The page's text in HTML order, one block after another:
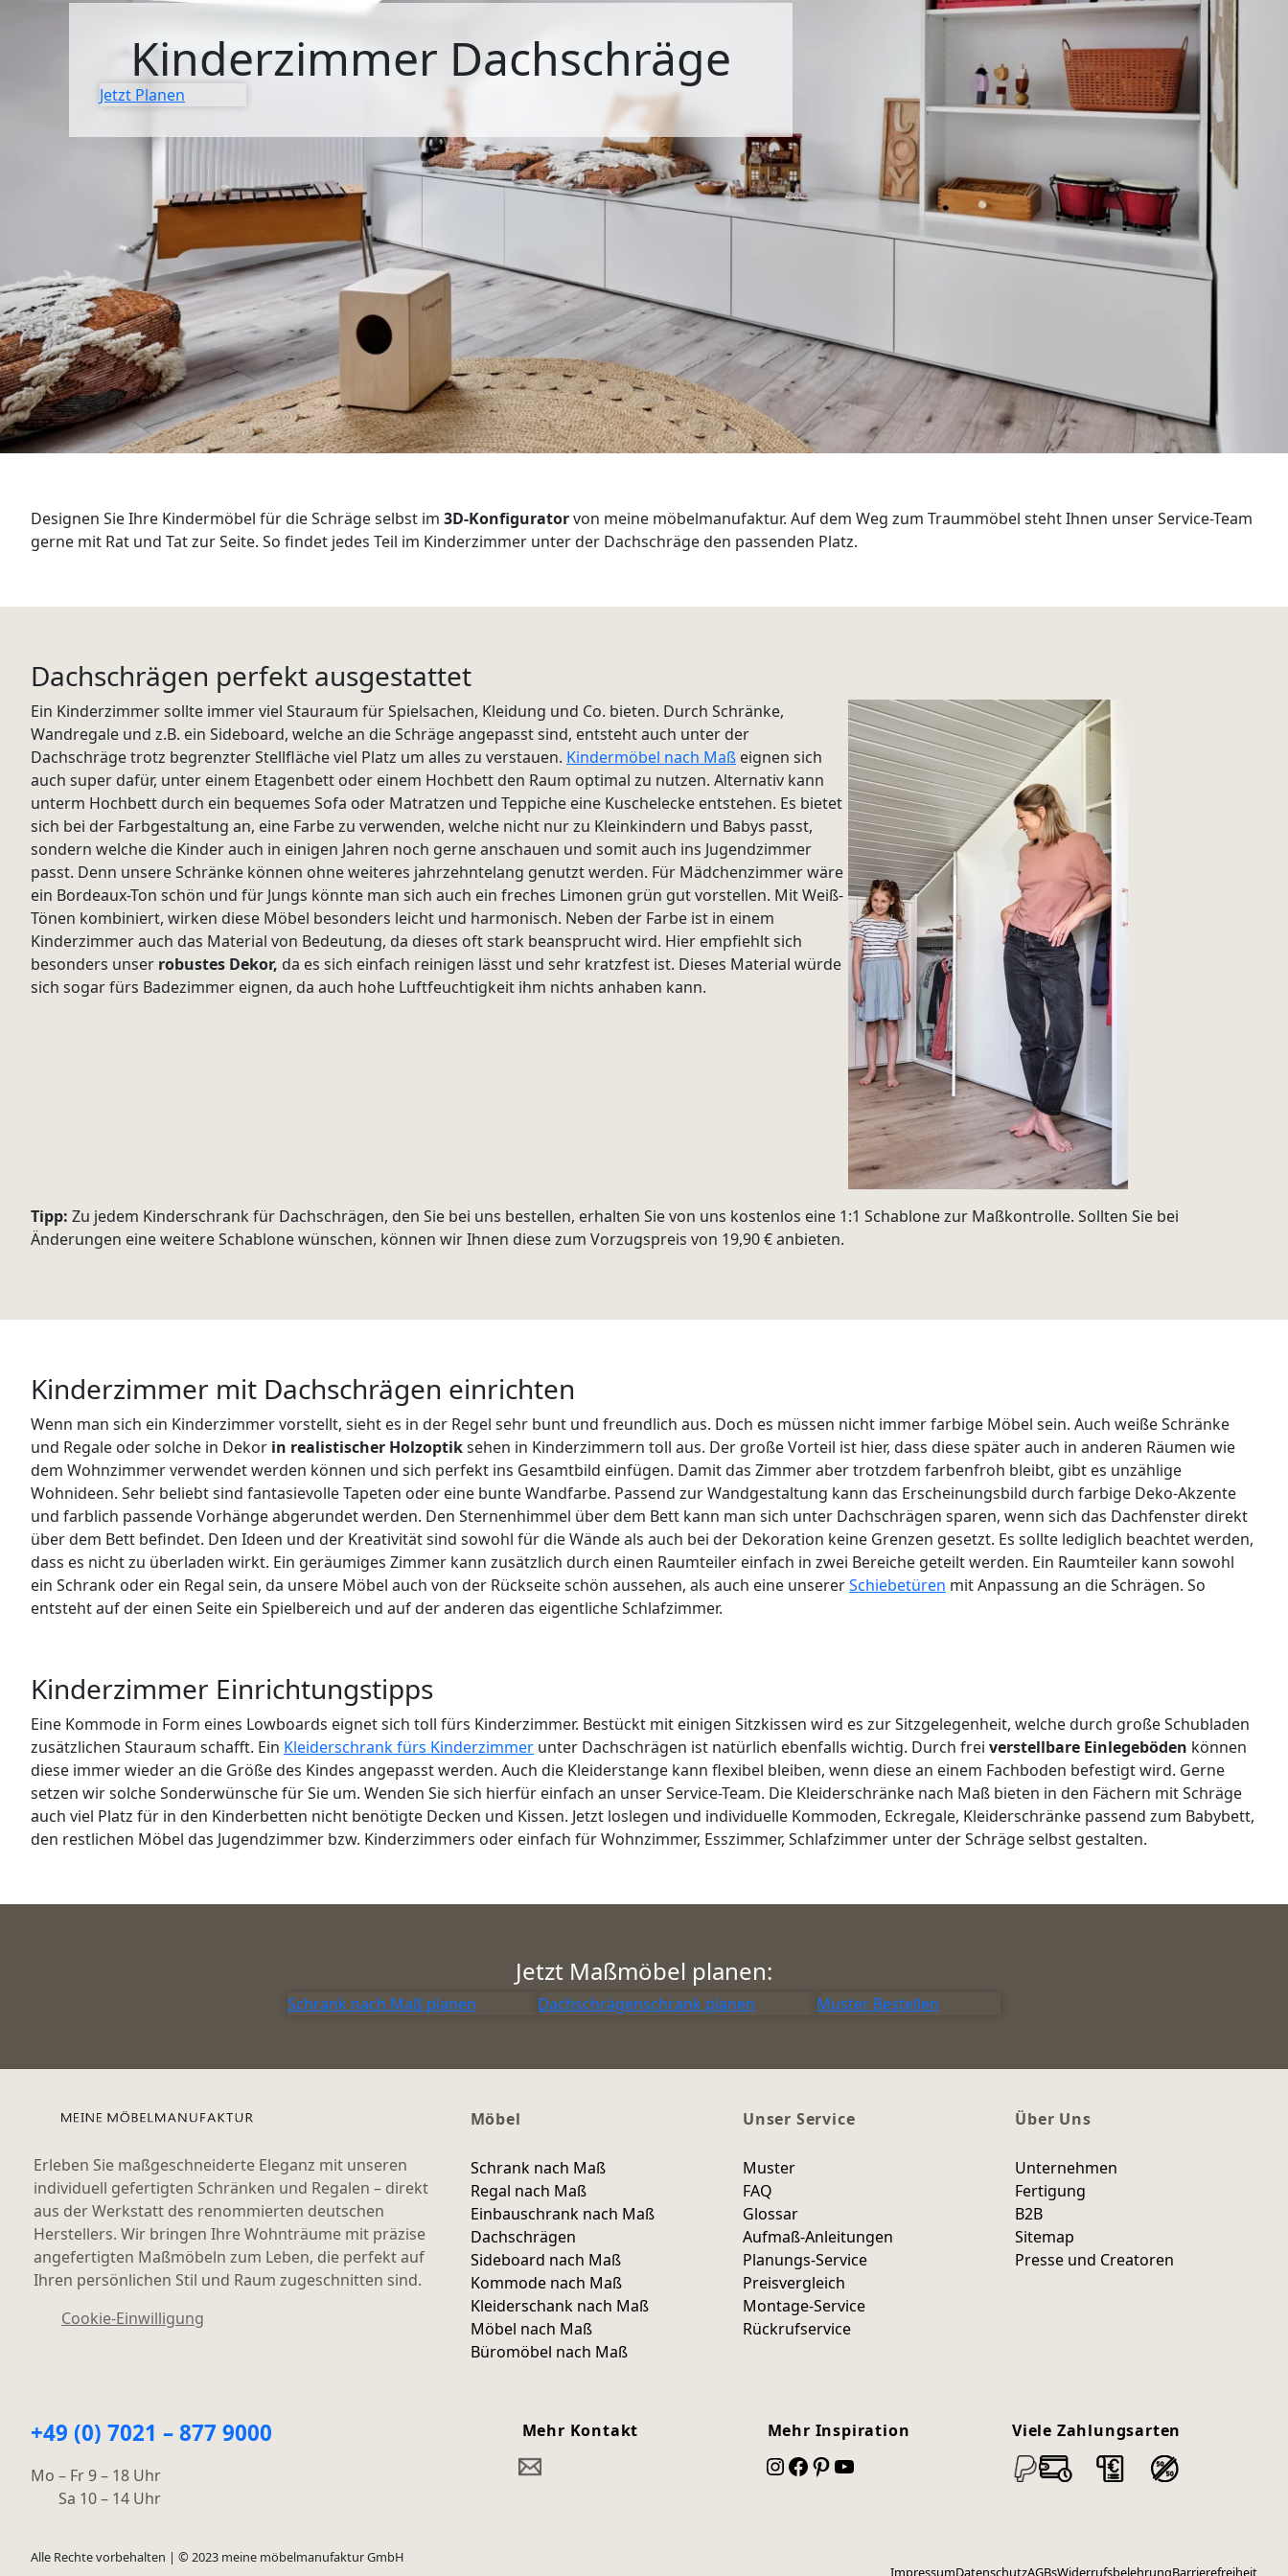
Kinderzimmer Dachschräge
Jetzt Planen
Designen Sie Ihre Kindermöbel für die Schräge selbst im 3D-Konfiguratorvon meine möbelmanufaktur. Auf dem Weg zum Traummöbel steht Ihnen unser Service-Team
gerne mit Rat und Tat zur Seite. So findet jedes Teil im Kinderzimmer unter der Dachschräge den passenden Platz.
Dachschrägen perfekt ausgestattet
Ein Kinderzimmer sollte immer viel Stauraum für Spielsachen, Kleidung und Co. bieten. Durch Schränke,
Wandregale und z.B. ein Sideboard, welche an die Schräge angepasst sind, entsteht auch unter der
Dachschräge trotz begrenzter Stellfläche viel Platz um alles zu verstauen. Kindermöbel nach Maß eignen sich
auch super dafür, unter einem Etagenbett oder einem Hochbett den Raum optimal zu nutzen. Alternativ kann
unterm Hochbett durch ein bequemes Sofa oder Matratzen und Teppiche eine Kuschelecke entstehen. Es bietet
sich bei der Farbgestaltung an, eine Farbe zu verwenden, welche nicht nur zu Kleinkindern und Babys passt,
sondern welche die Kinder auch in einigen Jahren noch gerne anschauen und somit auch ins Jugendzimmer
passt. Denn unsere Schränke können ohne weiteres jahrzehntelang genutzt werden. Für Mädchenzimmer wäre
ein Bordeaux-Ton schön und für Jungs könnte man sich auch ein freches Limonen grün gut vorstellen. Mit Weiß-
Tönen kombiniert, wirken diese Möbel besonders leicht und harmonisch. Neben der Farbe ist in einem
Kinderzimmer auch das Material von Bedeutung, da dieses oft stark beansprucht wird. Hier empfiehlt sich
besonders unser robustes Dekor, da es sich einfach reinigen lässt und sehr kratzfest ist. Dieses Material würde
sich sogar fürs Badezimmer eignen, da auch hohe Luftfeuchtigkeit ihm nichts anhaben kann.
Tipp: Zu jedem Kinderschrank für Dachschrägen, den Sie bei uns bestellen, erhalten Sie von uns kostenlos eine 1:1 Schablone zur Maßkontrolle. Sollten Sie bei
Änderungen eine weitere Schablone wünschen, können wir Ihnen diese zum Vorzugspreis von 19,90 € anbieten.
Kinderzimmer mit Dachschrägen einrichten
Wenn man sich ein Kinderzimmer vorstellt, sieht es in der Regel sehr bunt und freundlich aus. Doch es müssen nicht immer farbige Möbel sein. Auch weiße Schränke
und Regale oder solche in Dekor in realistischer Holzoptiksehen in Kinderzimmern toll aus. Der große Vorteil ist hier, dass diese später auch in anderen Räumen wie
dem Wohnzimmer verwendet werden können und sich perfekt ins Gesamtbild einfügen. Damit das Zimmer aber trotzdem farbenfroh bleibt, gibt es unzählige
Wohnideen. Sehr beliebt sind fantasievolle Tapeten oder eine bunte Wandfarbe. Passend zur Wandgestaltung kann das Erscheinungsbild durch farbige Deko-Akzente
und farblich passende Vorhänge abgerundet werden. Den Sternenhimmel über dem Bett kann man sich unter Dachschrägen sparen, wenn sich das Dachfenster direkt
über dem Bett befindet. Den Ideen und der Kreativität sind sowohl für die Wände als auch bei der Dekoration keine Grenzen gesetzt. Es sollte lediglich beachtet werden,
dass es nicht zu überladen wirkt. Ein geräumiges Zimmer kann zusätzlich durch einen Raumteiler einfach in zwei Bereiche geteilt werden. Ein Raumteiler kann sowohl
ein Schrank oder ein Regal sein, da unsere Möbel auch von der Rückseite schön aussehen, als auch eine unsererSchiebetüren mit Anpassung an die Schrägen. So
entsteht auf der einen Seite ein Spielbereich und auf der anderen das eigentliche Schlafzimmer.
Kinderzimmer Einrichtungstipps
Eine Kommode in Form eines Lowboards eignet sich toll fürs Kinderzimmer. Bestückt mit einigen Sitzkissen wird es zur Sitzgelegenheit, welche durch große Schubladen
zusätzlichen Stauraum schafft. Ein Kleiderschrank fürs Kinderzimmer unter Dachschrägen ist natürlich ebenfalls wichtig. Durch frei verstellbare Einlegeböden können
diese immer wieder an die Größe des Kindes angepasst werden. Auch die Kleiderstange kann flexibel bleiben, wenn diese an einem Fachboden befestigt wird. Gerne
setzen wir solche Sonderwünsche für Sie um. Wenden Sie sich hierfür einfach an unser Service-Team. Die Kleiderschränke nach Maß bieten in den Fächern mit Schräge
auch viel Platz für in den Kinderbetten nicht benötigte Decken und Kissen. Jetzt loslegen und individuelle Kommoden, Eckregale, Kleiderschränke passend zum Babybett,
den restlichen Möbel das Jugendzimmer bzw. Kinderzimmers oder einfach für Wohnzimmer, Esszimmer, Schlafzimmer unter der Schräge selbst gestalten.
Jetzt Maßmöbel planen:
Schrank nach Maß planen Dachschrägenschrank planen Muster Bestellen
Erleben Sie maßgeschneiderte Eleganz mit unseren
individuell gefertigten Schränken und Regalen – direkt
aus der Werkstatt des renommierten deutschen
Herstellers. Wir bringen Ihre Wohnträume mit präzise
angefertigten Maßmöbeln zum Leben, die perfekt auf
Ihren persönlichen Stil und Raum zugeschnitten sind.
Cookie-Einwilligung
Möbel
Schrank nach Maß
Regal nach Maß
Einbauschrank nach Maß
Dachschrägen
Sideboard nach Maß
Kommode nach Maß
Kleiderschank nach Maß
Möbel nach Maß
Büromöbel nach Maß
Unser Service
Muster
FAQ
Glossar
Aufmaß-Anleitungen
Planungs-Service
Preisvergleich
Montage-Service
Rückrufservice
Über Uns
Unternehmen
Fertigung
B2B
Sitemap
Presse und Creatoren
+49 (0) 7021 – 877 9000
Mo – Fr 9 – 18 Uhr
Sa 10 – 14 Uhr
Mehr Kontakt Mehr Inspiration
InstagramFacebook Pinterest YouTube
Viele Zahlungsarten
Alle Rechte vorbehalten | © 2023 meine möbelmanufaktur GmbH
ImpressumDatenschutzAGBsWiderrufsbelehrungBarrierefreiheit
LOWBOARDS
ECKLÖSUNGEN
SCHIEBETÜREN & SCHIEBETÜRSCHRÄNKE
APOTHEKERSCHRANK
WANDBOARDS
ALLE ANZEIGEN